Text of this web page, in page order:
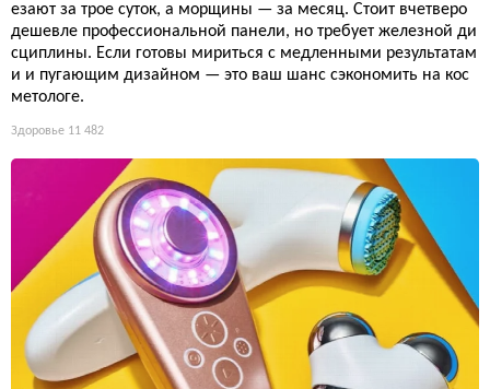
езают за трое суток, а морщины — за месяц. Стоит вчетверо
дешевле профессиональной панели, но требует железной ди
сциплины. Если готовы мириться с медленными результатам
и и пугающим дизайном — это ваш шанс сэкономить на кос
метологе.
Здоровье 11 482